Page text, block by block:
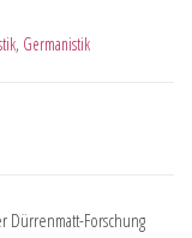
, Germanistik
Dürrenmatt-Forschung